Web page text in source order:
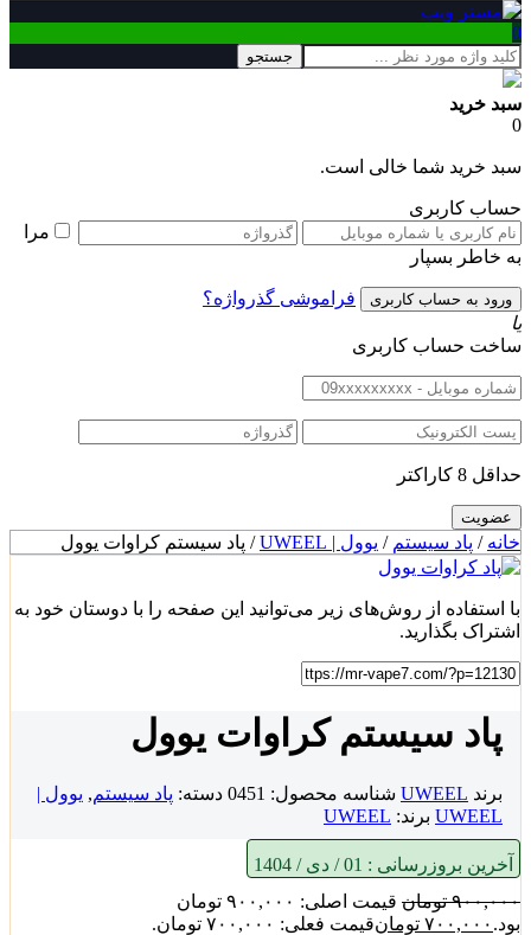
0
جستجو
سبد خرید
0
سبد خرید شما خالی است.
حساب کاربری
مرا
به خاطر بسپار
فراموشی گذرواژه؟
یا
ساخت حساب کاربری
حداقل 8 کاراکتر
خانه / پاد سیستم / یوول | UWEEL / پاد سیستم کراوات یوول
با استفاده از روش‌های زیر می‌توانید این صفحه را با دوستان خود به
اشتراک بگذارید.
پاد سیستم کراوات یوول
برند UWEEL شناسه محصول: 0451 دسته: پاد سیستم, یوول |
UWEEL برند: UWEEL
آخرین بروزرسانی : 01 / دی / 1404
۹۰۰,۰۰۰ تومان
قیمت اصلی: ۹۰۰,۰۰۰ تومان
بود. ۷۰۰,۰۰۰ تومانقیمت فعلی: ۷۰۰,۰۰۰ تومان.